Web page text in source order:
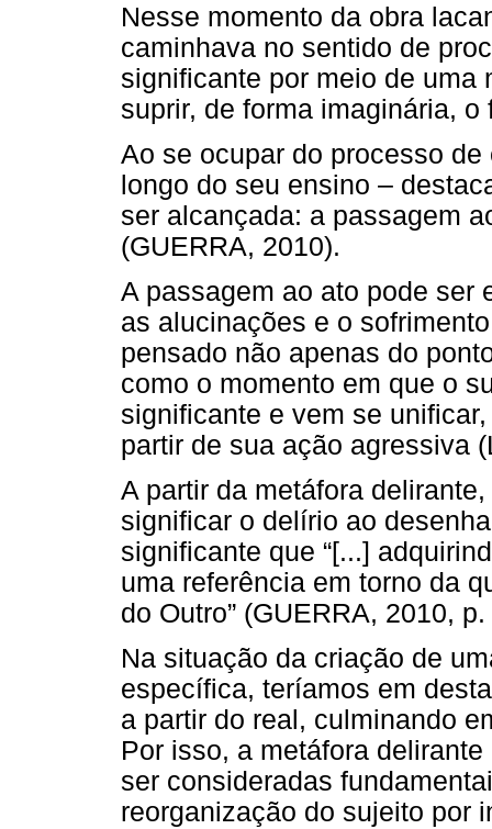
Nesse momento da obra
caminhava no sentido de
significante por meio de uma
suprir, de forma imaginária,
Ao se ocupar do processo
longo do seu ensino –
ser alcançada: a passagem
(GUERRA, 2010).
A passagem ao ato pode ser
as alucinações e o
pensado não apenas do
como o momento em que o
significante e vem se
partir de sua ação agressiva
A partir da metáfora
significar o delírio ao
significante que “[...]
uma referência em torno da
do Outro” (GUERRA, 2010,
Na situação da criação de
específica, teríamos em
a partir do real, culminando
Por isso, a metáfora
ser consideradas
reorganização do sujeito por